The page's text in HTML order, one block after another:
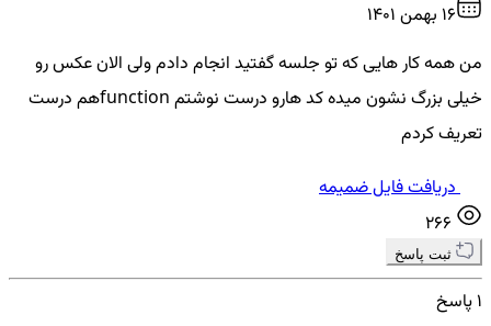
16 بهمن ۱۴۰۱
من همه کار هایی که تو جلسه گفتید انجام دادم ولی الان عکس رو
خیلی بزرگ نشون میده کد هارو درست نوشتم functionهم درست
تعریف کردم
دریافت فایل ضمیمه
ثبت پاسخ
1 پاسخ